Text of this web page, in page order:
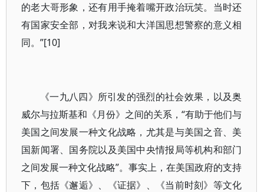
的老大哥形象，还有用手掩着嘴开政治玩笑。当时还
有国家安全部，对我来说和大洋国思想警察的意义相
同。”[10]
《一九八四》所引发的强烈的社会效果，以及奥
威尔与拉斯基和《月份》之间的关系，“有助于他们与
美国之间发展一种文化战略，尤其是与美国之音、美
国新闻署、国务院以及美国中央情报局等机构和部门
之间发展一种文化战略”。事实上，在美国政府的支持
下，包括《邂逅》、《证据》、《当前时刻》等文化